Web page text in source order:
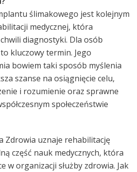
ślimakowego jest kolejnym
medycznej, która
diagnostyki. Dla osób
kluczowy termin. Jego
bowiem taki sposób myślenia
szanse na osiągnięcie celu,
i rozumienie oraz sprawne
społeczeństwie
Zdrowia uznaje rehabilitację
część nauk medycznych, która
w organizacji służby zdrowia. Jak